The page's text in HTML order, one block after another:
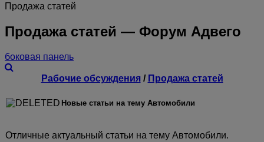
Продажа статей
Продажа статей — Форум Адвего
боковая панель
Рабочие обсуждения/ Продажа статей
Новые статьи на тему Автомобили
Отличные актуальный статьи на тему Автомобили.